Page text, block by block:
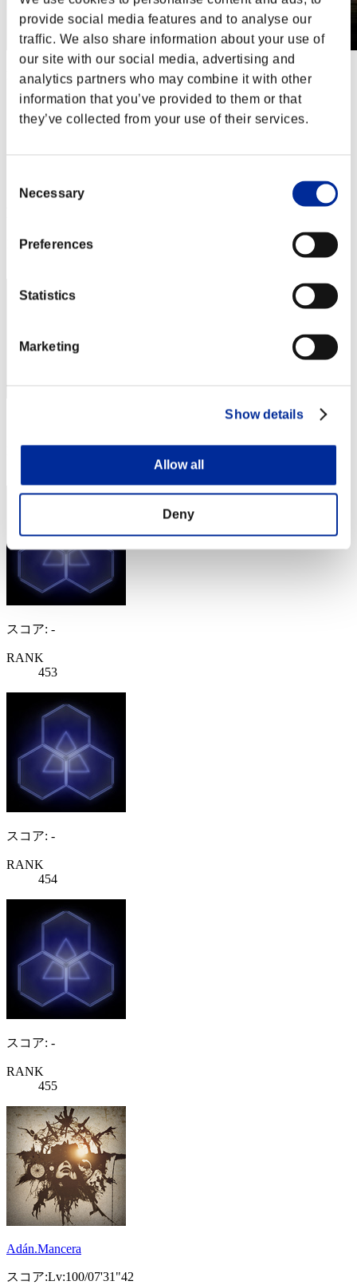
provide social media features and to analyse our
traffic. We also share information about your use of
our site with our social media, advertising and
analytics partners who may combine it with other
information that you’ve provided to them or that
they’ve collected from your use of their services.
Selection
Necessary
Preferences
Statistics
Marketing
Show details
Allow all
Deny
第281回 レベル制限チャレンジ
2018.01.09 15:00 (JST) - 2018.01.15 15:00 (JST)
イベントページへ
ダブルス
RANK
RANK
スコア: -
RANK
453
スコア: -
RANK
454
スコア: -
RANK
455
Adán.Mancera
スコア:Lv:100/07'31"42